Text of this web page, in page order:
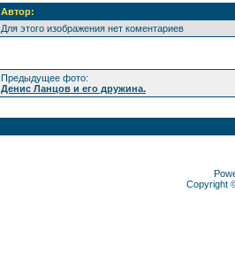
Автор:
Для этого изображения нет коментариев
Предыдущее фото:
Денис Ланцов и его дружина.
Copyright